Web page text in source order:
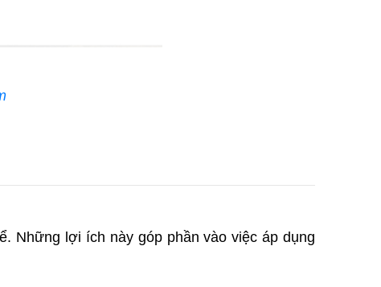
Những lợi ích này góp phần vào việc áp dụng